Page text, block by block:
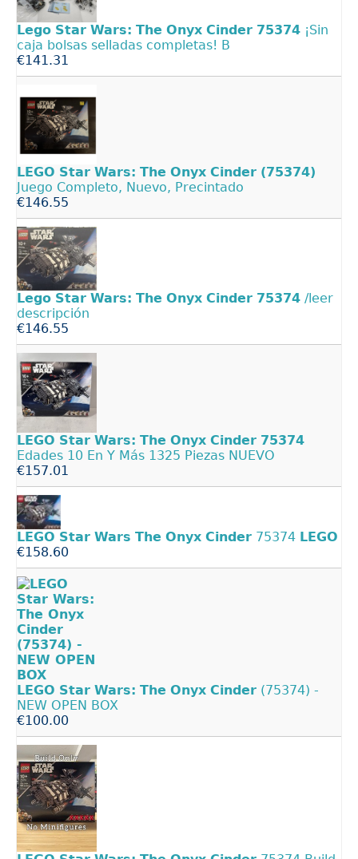
Lego Star Wars: The Onyx Cinder 75374 ¡Sin
caja bolsas selladas completas! B
€141.31
LEGO Star Wars: The Onyx Cinder (75374)
Juego Completo, Nuevo, Precintado
€146.55
Lego Star Wars: The Onyx Cinder 75374 /leer
descripción
€146.55
LEGO Star Wars: The Onyx Cinder 75374
Edades 10 En Y Más 1325 Piezas NUEVO
€157.01
LEGO Star Wars The Onyx Cinder 75374 LEGO
€158.60
LEGO Star Wars: The Onyx Cinder (75374) -
NEW OPEN BOX
€100.00